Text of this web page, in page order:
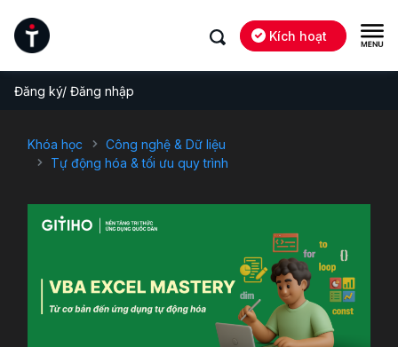
Kích hoạt
Đăng ký/ Đăng nhập
Khóa học
Công nghệ & Dữ liệu
Tự động hóa & tối ưu quy trình